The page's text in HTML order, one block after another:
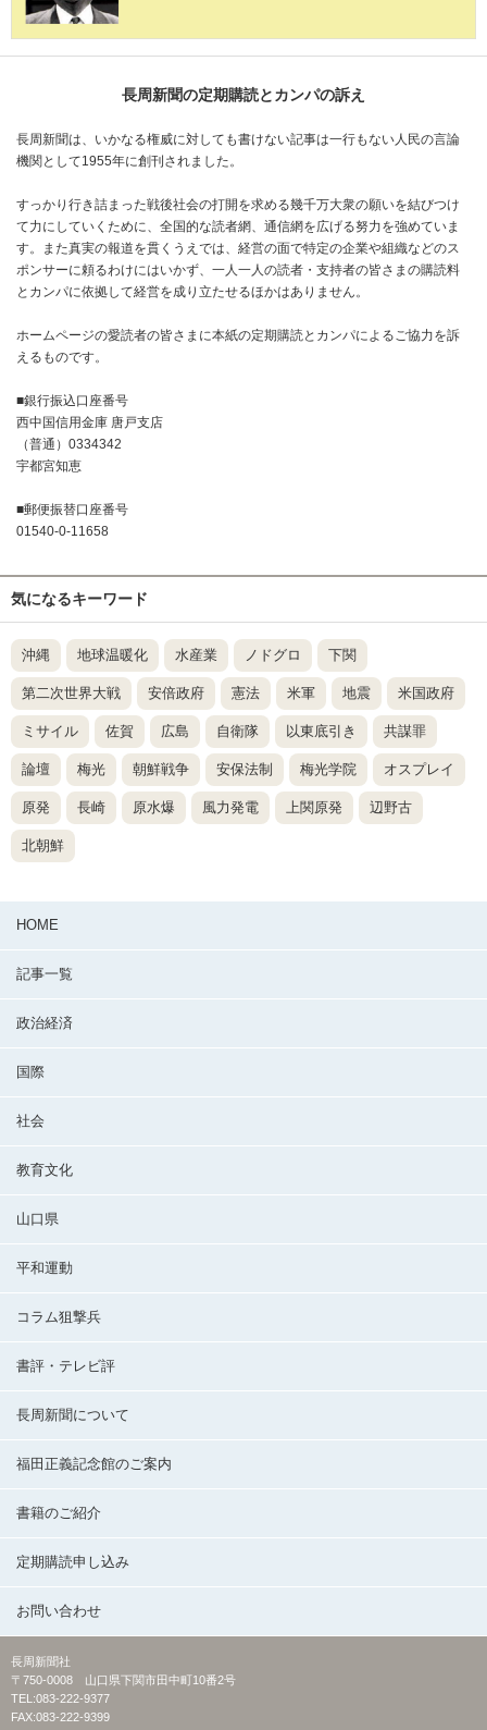
長周新聞の定期購読とカンパの訴え
長周新聞は、いかなる権威に対しても書けない記事は一行もない人民の言論
機関として1955年に創刊されました。
すっかり行き詰まった戦後社会の打開を求める幾千万大衆の願いを結びつけ
て力にしていくために、全国的な読者網、通信網を広げる努力を強めていま
す。また真実の報道を貫くうえでは、経営の面で特定の企業や組織などのス
ポンサーに頼るわけにはいかず、一人一人の読者・支持者の皆さまの購読料
とカンパに依拠して経営を成り立たせるほかはありません。
ホームページの愛読者の皆さまに本紙の定期購読とカンパによるご協力を訴
えるものです。
■銀行振込口座番号
西中国信用金庫 唐戸支店
（普通）0334342
宇都宮知恵
■郵便振替口座番号
01540-0-11658
気になるキーワード
沖縄 地球温暖化 水産業 ノドグロ 下関
第二次世界大戦 安倍政府 憲法 米軍 地震 米国政府
ミサイル 佐賀 広島 自衛隊 以東底引き 共謀罪
論壇 梅光 朝鮮戦争 安保法制 梅光学院 オスプレイ
原発 長崎 原水爆 風力発電 上関原発 辺野古
北朝鮮
HOME
記事一覧
政治経済
国際
社会
教育文化
山口県
平和運動
コラム狙撃兵
書評・テレビ評
長周新聞について
福田正義記念館のご案内
書籍のご紹介
定期購読申し込み
お問い合わせ
長周新聞社
〒750-0008 山口県下関市田中町10番2号
TEL:083-222-9377
FAX:083-222-9399